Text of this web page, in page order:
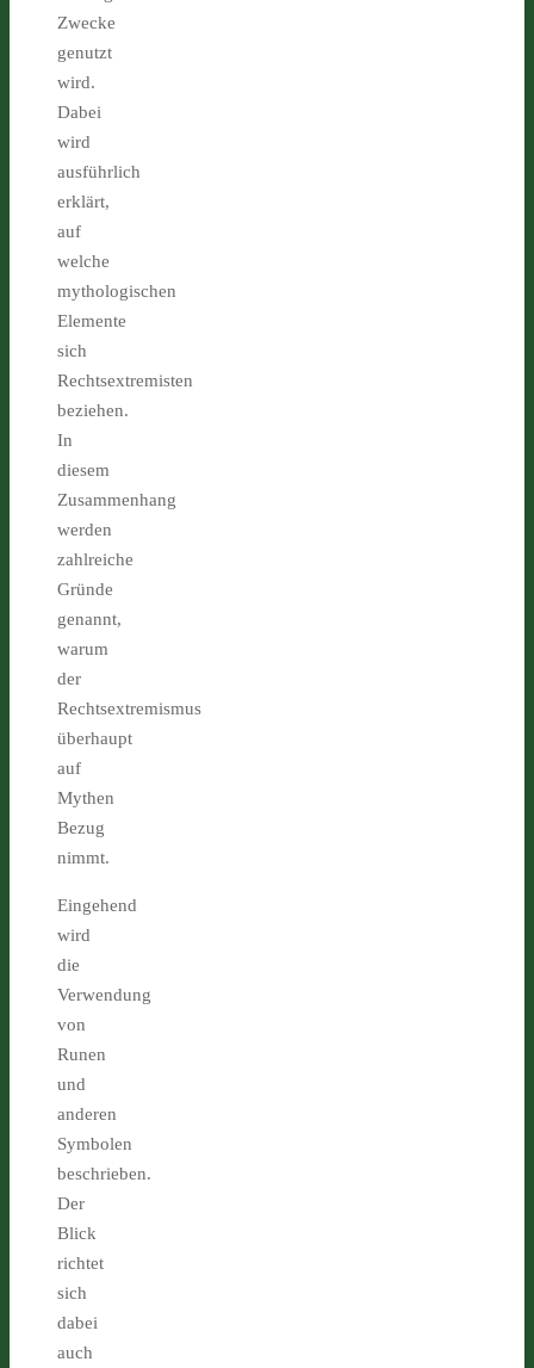
Zwecke
genutzt
wird.
Dabei
wird
ausführlich
erklärt,
auf
welche
mythologischen
Elemente
sich
Rechtsextremisten
beziehen.
In
diesem
Zusammenhang
werden
zahlreiche
Gründe
genannt,
warum
der
Rechtsextremismus
überhaupt
auf
Mythen
Bezug
nimmt.
Eingehend
wird
die
Verwendung
von
Runen
und
anderen
Symbolen
beschrieben.
Der
Blick
richtet
sich
dabei
auch